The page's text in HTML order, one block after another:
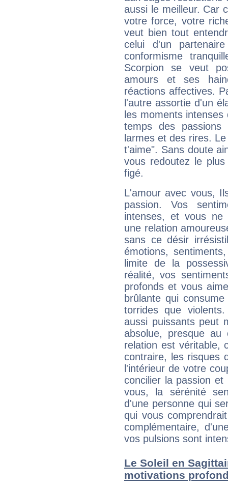
aussi le meilleur. Car
votre force, votre
veut bien tout
celui d'un
conformisme
Scorpion se veut
amours et ses
réactions affectives.
l'autre assortie d'un
les moments
temps des passions
larmes et des rires.
t'aime". Sans doute
vous redoutez le
figé.
L'amour avec vous,
passion. Vos
intenses, et vous ne
une relation
sans ce désir
émotions,
limite de la
réalité, vos
profonds et vous
brûlante qui
torrides que
aussi puissants peut
absolue, presque
relation est véritable,
contraire, les risques
l'intérieur de votre
concilier la passion
vous, la sérénité
d'une personne qui
qui vous
complémentaire,
vos pulsions sont
Le Soleil en
motivations